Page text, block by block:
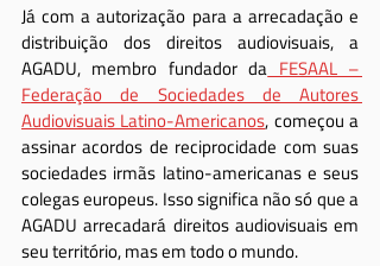
Já com a autorização para a arrecadação e
distribuição dos direitos audiovisuais, a
AGADU, membro fundador da FESAAL –
Federação de Sociedades de Autores
Audiovisuais Latino-Americanos, começou a
assinar acordos de reciprocidade com suas
sociedades irmãs latino-americanas e seus
colegas europeus. Isso significa não só que a
AGADU arrecadará direitos audiovisuais em
seu território, mas em todo o mundo.